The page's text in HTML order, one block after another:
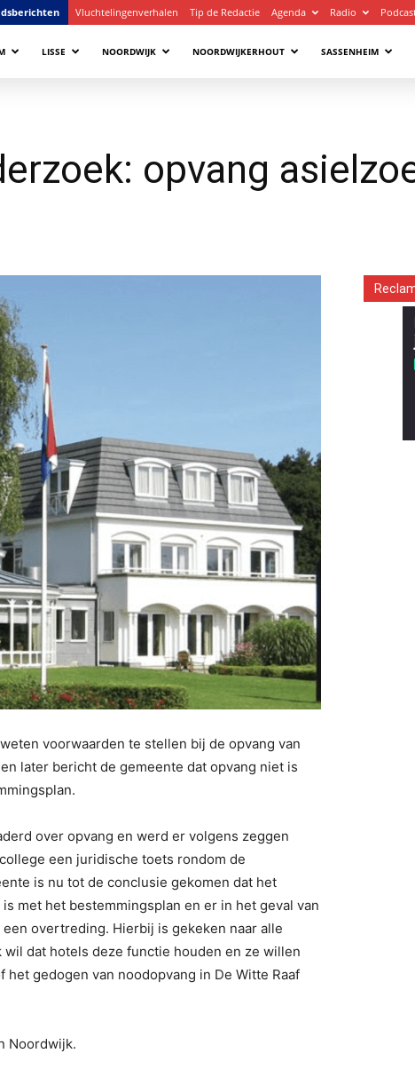
Vluchtelingenverhalen Tip de Redactie Agenda Radio
LISSE NOORDWIJK NOORDWIJKERHOUT SASSENHEIM
opvang
voorwaarden te stellen bij de opvang van
later bericht de gemeente dat opvang niet is
over opvang en werd er volgens zeggen
een juridische toets rondom de
is nu tot de conclusie gekomen dat het
met het bestemmingsplan en er in het geval van
overtreding. Hierbij is gekeken naar alle
dat hotels deze functie houden en ze willen
gedogen van noodopvang in De Witte Raaf
Noordwijk.